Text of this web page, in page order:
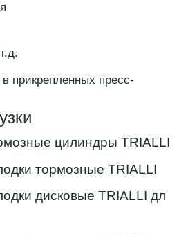
прикрепленных пресс-
цилиндры TRIALLI
тормозные TRIALLI
дисковые TRIALLI дл